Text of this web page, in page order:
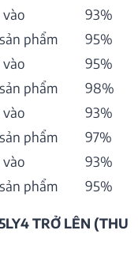
93%
phẩm
95%
95%
phẩm
98%
93%
phẩm
97%
93%
phẩm
95%
TRỞ LÊN (THU